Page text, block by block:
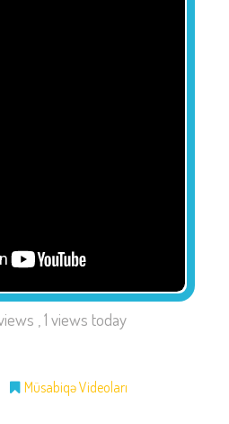
, 1 views today
Müsabiqə Videoları